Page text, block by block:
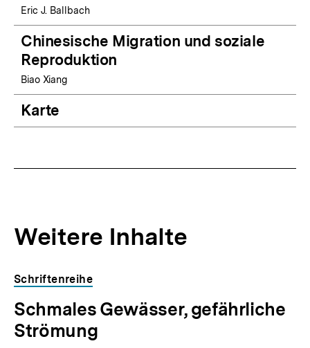
Eric J. Ballbach
Chinesische Migration und soziale
Reproduktion
Biao Xiang
Karte
Weitere Inhalte
Inhaltskarousell
für
weitere
Inhalte
Inhaltskarussell
überspringen
Schriftenreihe
Schmales Gewässer, gefährliche
Strömung